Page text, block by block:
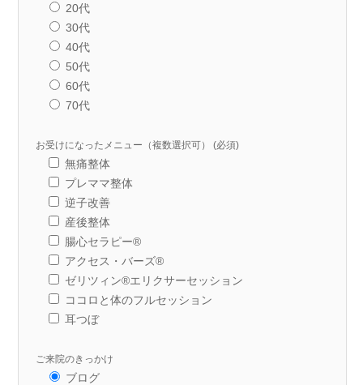
20代
30代
40代
50代
60代
70代
お受けになったメニュー（複数選択可） (必須)
無痛整体
プレママ整体
逆子改善
産後整体
腸心セラピー®
アクセス・バーズ®
ゼリツィン®エリクサーセッション
ココロと体のフルセッション
耳つぼ
ご来院のきっかけ
ブログ